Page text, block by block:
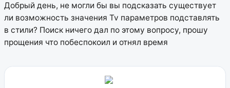
Добрый день, не могли бы вы подсказать существует
ли возможность значения Tv параметров подставлять
в стили? Поиск ничего дал по этому вопросу, прошу
прощения что побеспокоил и отнял время